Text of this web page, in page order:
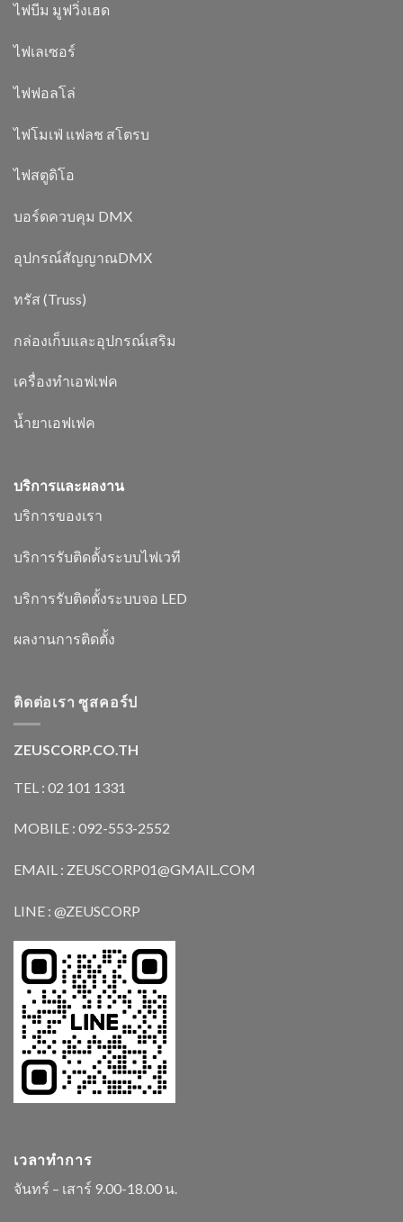
ไฟบีม มูฟวิ่งเฮด
ไฟเลเซอร์
ไฟฟอลโล่
ไฟโมเฟ่ แฟลช สโตรบ
ไฟสตูดิโอ
บอร์ดควบคุม DMX
อุปกรณ์สัญญาณDMX
ทรัส (Truss)
กล่องเก็บและอุปกรณ์เสริม
เครื่องทำเอฟเฟค
น้ำยาเอฟเฟค
บริการและผลงาน
บริการของเรา
บริการรับติดตั้งระบบไฟเวที
บริการรับติดตั้งระบบจอ LED
ผลงานการติดตั้ง
ติดต่อเรา ซูสคอร์ป
ZEUSCORP.CO.TH
TEL : 02 101 1331
MOBILE : 092-553-2552
EMAIL : ZEUSCORP01@GMAIL.COM
LINE : @ZEUSCORP
เวลาทำการ
จันทร์ – เสาร์ 9.00-18.00 น.